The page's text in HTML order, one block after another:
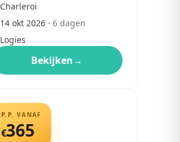
Charleroi
14 okt 2026· 6dagen
Logies
Bekijken→
P.P. VANAF
€365